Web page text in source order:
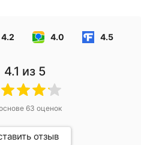
4.2 4.0 4.5
4.1 из 5
63 оценок
отзыв